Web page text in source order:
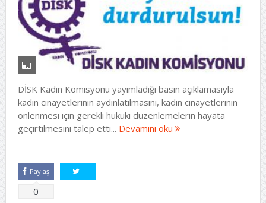
DİSK Kadın Komisyonu yayımladığı basın açıklamasıyla
kadın cinayetlerinin aydınlatılmasını, kadın cinayetlerinin
önlenmesi için gerekli hukuki düzenlemelerin hayata
geçirtilmesini talep etti... Devamını oku
Paylaş
0